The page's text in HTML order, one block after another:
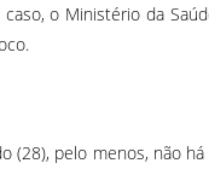
o Ministério da
(28), pelo menos, não